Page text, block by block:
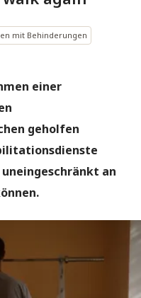
mit Behinderungen
einer
geholfen
an